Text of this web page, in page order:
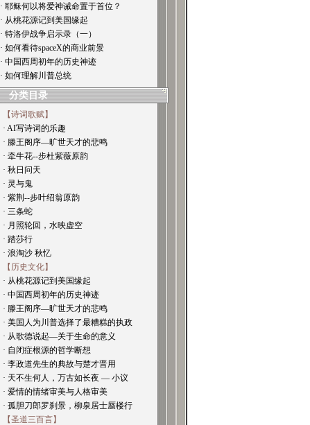
· 耶稣何以将爱神诫命置于首位？
· 从桃花源记到美国缘起
· 特洛伊战争启示录（一）
· 如何看待spaceX的商业前景
· 中国西周初年的历史神迹
· 如何理解川普总统
分类目录
【诗词歌赋】
· AI写诗词的乐趣
· 滕王阁序—旷世天才的悲鸣
· 牵牛花--步杜紫薇原韵
· 秋日问天
· 灵与鬼
· 紫荆--步叶绍翁原韵
· 三条蛇
· 月照轮回，水映虚空
· 踏莎行
· 浪淘沙 秋忆
【历史文化】
· 从桃花源记到美国缘起
· 中国西周初年的历史神迹
· 滕王阁序—旷世天才的悲鸣
· 美国人为川普选择了最糟糕的执政
· 从歌德说起—关于生命的意义
· 自闭症根源的哲学断想
· 李政道先生的典故与楚才晋用
· 天不生何人，万古如长夜 — 小议
· 爱情的情绪审美与人格审美
· 孤胆刀郎罗刹景，柳泉居士蜃楼行
【圣道三百言】